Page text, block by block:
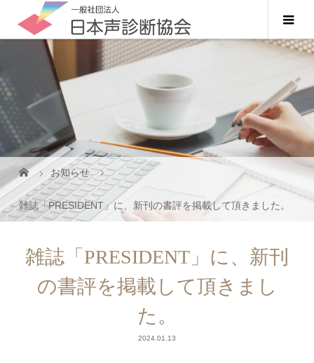
お知らせ
雑誌「PRESIDENT」に、新刊の書評を掲載して頂きました。
雑誌「PRESIDENT」に、新刊
の書評を掲載して頂きまし
た。
2024.01.13